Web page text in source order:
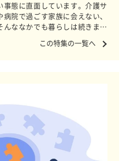
態に直面しています。介護サ
院で過ごす家族に会えない、
ななかでも暮らしは続きま
見いだすことに役立ちそうな
この特集の一覧へ